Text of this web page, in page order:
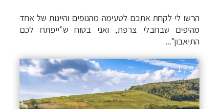
הרשו לי לקחת אתכם לטעימה מהנופים והיינות של אחד
מהיפים שבחבלי צרפת, ואני בטוח ש"ייפתח לכם
התיאבון"...
1 / 8